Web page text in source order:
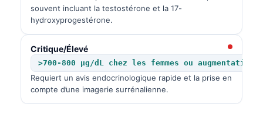
souvent incluant la testostérone et la 17-
hydroxyprogestérone.
Critique/Élevé
>700-800 µg/dL chez les femmes ou
Requiert un avis endocrinologique rapide et la prise en
compte d’une imagerie surrénalienne.